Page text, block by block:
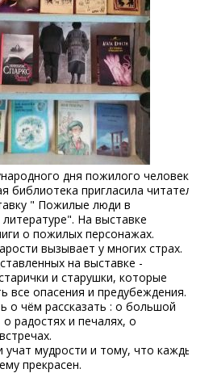
дня пожилого человека
библиотека пригласила читателей
" Пожилые люди в
На выставке
о пожилых персонажах.
вызывает у многих страх.
на выставке -
и старушки, которые
все опасения и предубеждения.
о чём рассказать : о большой
радостях и печалях, о
учат мудрости и тому, что каждый
прекрасен.